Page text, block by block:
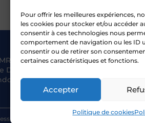
Pour offrir les meilleures expériences,
les cookies pour stocker et/ou accéder
consentir à ces technologies nous
comportement de navigation ou les ID
consentir ou de retirer son
certaines caractéristiques et fonctions.
Accepter
Politique de cookies
7358 CNRS-UL
Dame des Pauvres
lès-Nancy